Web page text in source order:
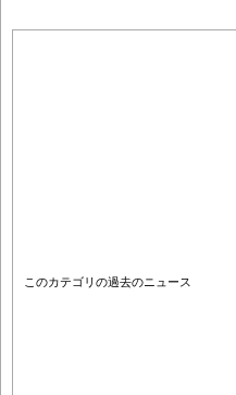
このカテゴリの過去のニュース